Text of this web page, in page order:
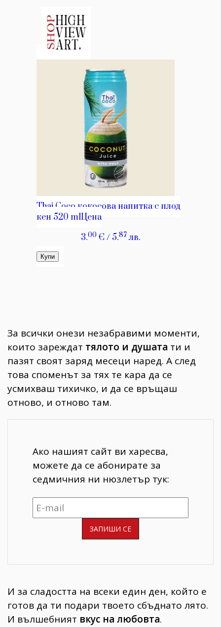
За всички онези незабравими моменти,
които зареждат тялото и душата ти и
пазят своят заряд месеци наред. А след
това споменът за тях те кара да се
усмихваш тихичко, и да се връщаш
отново, и отново там.
Ако нашият сайт ви харесва,
можете да се абонирате за
седмичния ни нюзлетър тук:
И за сладостта на всеки един ден, който е
готов да ти подари твоето сбъднато лято.
И вълшебният вкус на любовта.